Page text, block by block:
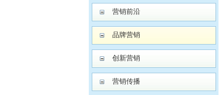
营销前沿
品牌营销
创新营销
营销传播